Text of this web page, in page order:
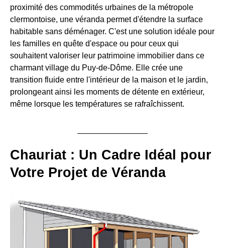
proximité des commodités urbaines de la métropole
clermontoise, une véranda permet d'étendre la surface
habitable sans déménager. C'est une solution idéale pour
les familles en quête d'espace ou pour ceux qui
souhaitent valoriser leur patrimoine immobilier dans ce
charmant village du Puy-de-Dôme. Elle crée une
transition fluide entre l'intérieur de la maison et le jardin,
prolongeant ainsi les moments de détente en extérieur,
même lorsque les températures se rafraîchissent.
Chauriat : Un Cadre Idéal pour
Votre Projet de Véranda